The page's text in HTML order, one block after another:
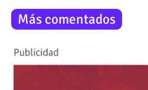
Más comentados